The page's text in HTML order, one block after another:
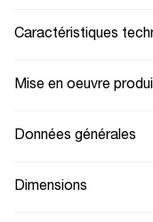
Caractéristiques
Mise en oeuvre
Données générales
Dimensions